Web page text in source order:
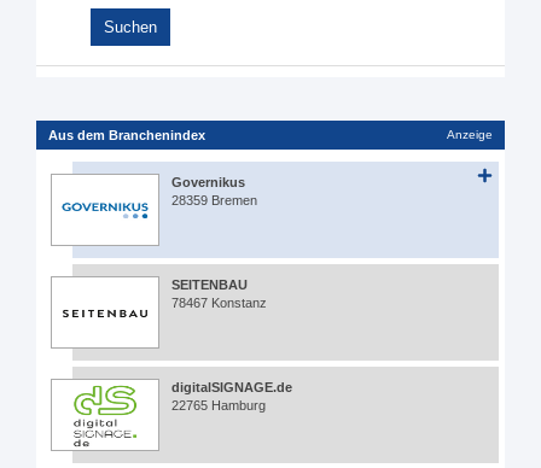
Aus dem Branchenindex Anzeige
Governikus
28359 Bremen
SEITENBAU
78467 Konstanz
digitalSIGNAGE.de
22765 Hamburg